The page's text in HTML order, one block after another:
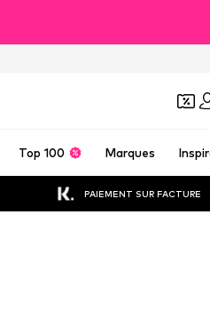
Top 100 Marques
PAIEMENT SUR FACTURE